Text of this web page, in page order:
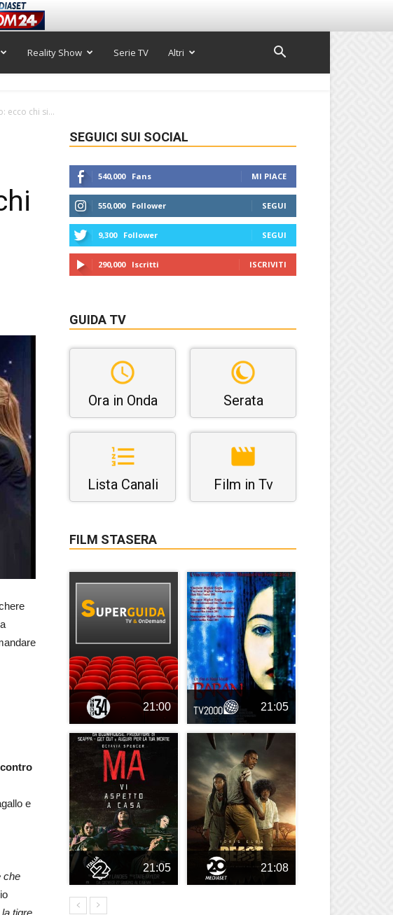
Reality Show Serie TV Altri
ecco chi si...
e
che
tigre
SEGUICI SUI SOCIAL
540,000 Fans MI PIACE
550,000 Follower SEGUI
9,300 Follower SEGUI
290,000 Iscritti ISCRIVITI
GUIDA TV
Ora in Onda Serata
Lista Canali Film in Tv
FILM STASERA
21:00 21:05
21:05 21:08